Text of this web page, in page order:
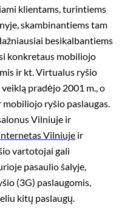
klientams, turintiems
skambinantiems tam
besikalbantiems
konkretaus mobiliojo
ir kt. Virtualus ryšio
pradėjo 2001 m., o
ryšio paslaugas.
Vilniuje ir
Vilniuje ir
vartotojai gali
pasaulio šalyje,
(3G) paslaugomis,
kitų paslaugų.